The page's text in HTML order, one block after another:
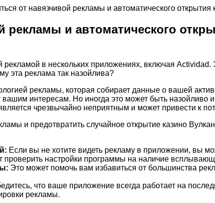
от навязчивой рекламы и автоматического открытия
рекламы и автоматического
рекламой в нескольких приложениях, включая
эта реклама так назойлива?
рекламы, которая собирает данные о вашей
вашим интересам. Но иногда это может быть назойливо
чрезвычайно неприятным и может привести к
и предотвратить случайное открытие казино
Если вы не хотите видеть рекламу в приложении, вы
проверить настройки программы на наличие
Это может помочь вам избавиться от большинства
что ваше приложение всегда работает на
рекламы.